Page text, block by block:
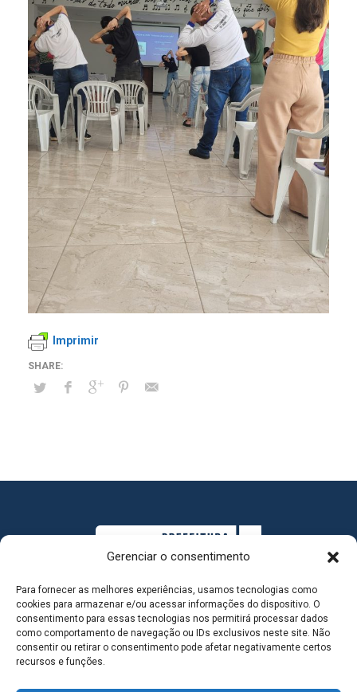
Gerenciar o consentimento
Para fornecer as melhores experiências, usamos tecnologias como
cookies para armazenar e/ou acessar informações do dispositivo. O
consentimento para essas tecnologias nos permitirá processar dados
como comportamento de navegação ou IDs exclusivos neste site. Não
consentir ou retirar o consentimento pode afetar negativamente certos
recursos e funções.
Imprimir
MAPA DO SITE